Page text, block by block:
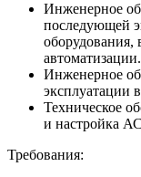
Инженерное
последующей
оборудования,
автоматизации.
Инженерное
эксплуатации
Техническое
и настройка
Требования: